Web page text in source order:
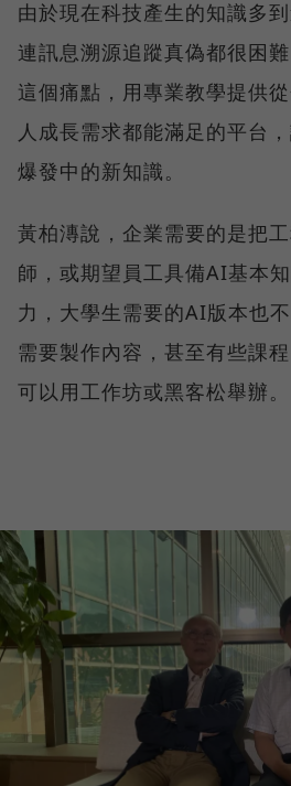
由於現在科技產生的知識多
連訊息溯源追蹤真偽都很困
這個痛點，用專業教學提供
人成長需求都能滿足的平台
爆發中的新知識。
黃柏漙說，企業需要的是把
師，或期望員工具備AI基本
力，大學生需要的AI版本也
需要製作內容，甚至有些課
可以用工作坊或黑客松舉辦。